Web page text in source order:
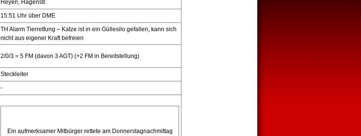
Heyen, Hagenstr.
15:51 Uhr über DME
TH Alarm Tierrettung – Katze ist in ein Güllesilo gefallen, kann sich
nicht aus eigener Kraft befreien
2/0/3 = 5 FM (davon 3 AGT) (+2 FM in Bereitstellung)
Steckleiter
-
Ein aufmerksamer Mitbürger rettete am Donnerstagnachmittag